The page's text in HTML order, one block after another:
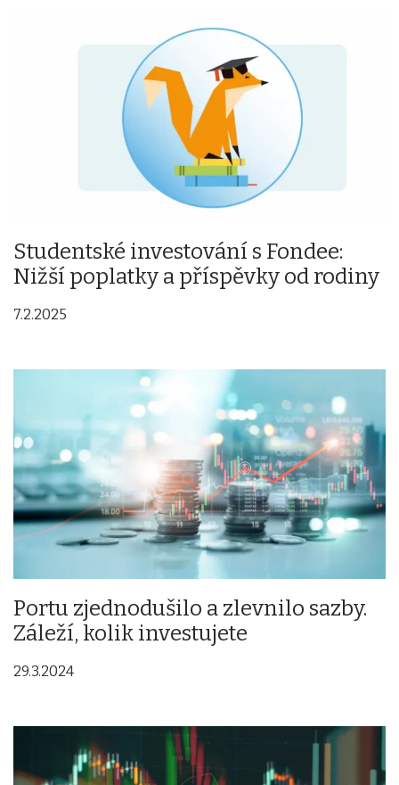
Studentské investování s Fondee:
Nižší poplatky a příspěvky od rodiny
7.2.2025
Portu zjednodušilo a zlevnilo sazby.
Záleží, kolik investujete
29.3.2024